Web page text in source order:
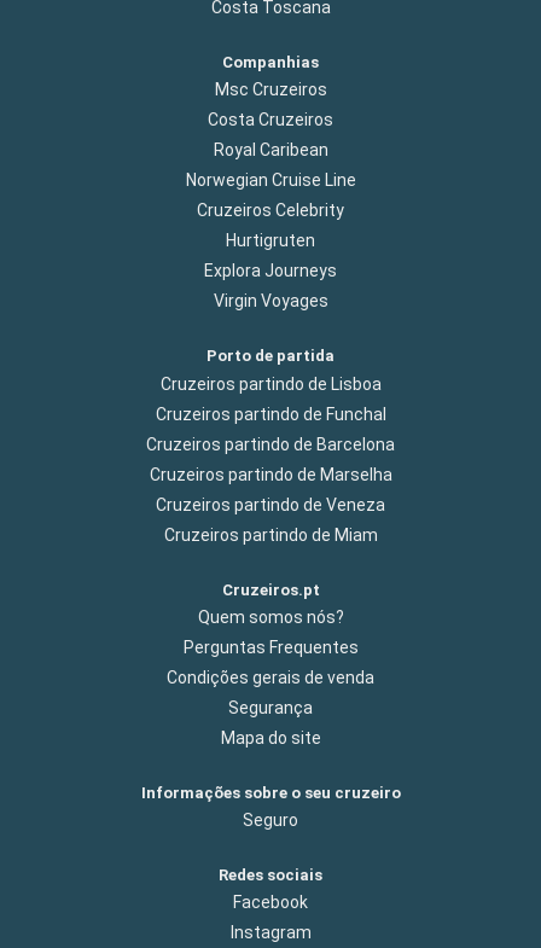
Costa Toscana
Companhias
Msc Cruzeiros
Costa Cruzeiros
Royal Caribean
Norwegian Cruise Line
Cruzeiros Celebrity
Hurtigruten
Explora Journeys
Virgin Voyages
Porto de partida
Cruzeiros partindo de Lisboa
Cruzeiros partindo de Funchal
Cruzeiros partindo de Barcelona
Cruzeiros partindo de Marselha
Cruzeiros partindo de Veneza
Cruzeiros partindo de Miam
Cruzeiros.pt
Quem somos nós?
Perguntas Frequentes
Condições gerais de venda
Segurança
Mapa do site
Informações sobre o seu cruzeiro
Seguro
Redes sociais
Facebook
Instagram